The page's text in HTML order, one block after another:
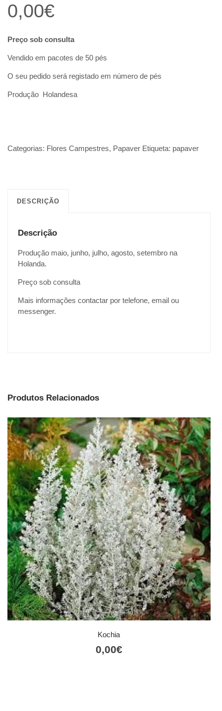
0,00€
Preço sob consulta
Vendido em pacotes de 50 pés
O seu pedido será registado em número de pés
Produção Holandesa
Categorias: Flores Campestres, Papaver Etiqueta: papaver
DESCRIÇÃO
Descrição
Produção maio, junho, julho, agosto, setembro na
Holanda.
Preço sob consulta
Mais informações contactar por telefone, email ou
messenger.
Produtos Relacionados
Kochia
0,00€